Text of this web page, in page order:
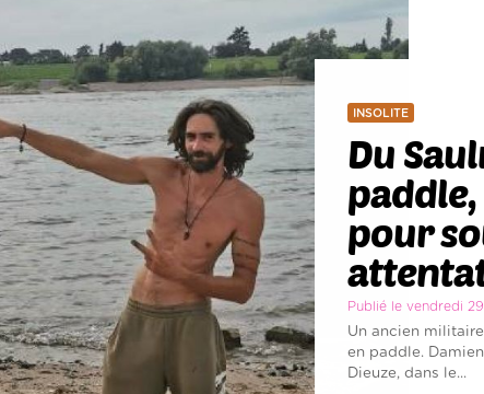
INSOLITE
Du
pour
Publié le vendredi
Un ancien
en paddle.
Dieuze, dans le...